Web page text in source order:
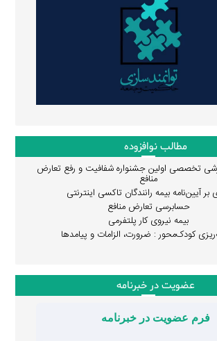
مطالب نوافزوده
تخصصی اولین جشنواره شفافیت و رفع تعارض
منافع
بر آیین‌نامه بیمه رانندگان تاکسی اینترنتی
حسابرسی تعارض منافع
بیمه نیروی کار پلتفرمی
کودک‌محور : ضرورت، الزامات و پیامدها
عضویت در خبرنامه
فرم عضویت در خبرنامه